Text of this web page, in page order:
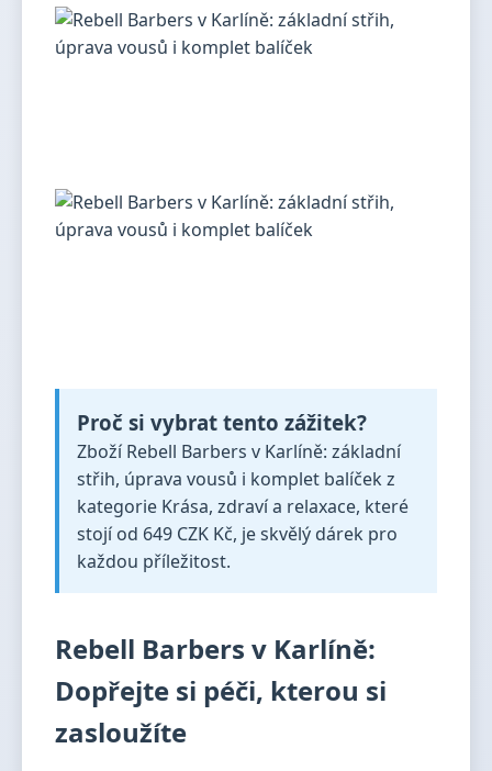
Proč si vybrat tento zážitek?
Zboží Rebell Barbers v Karlíně: základní
střih, úprava vousů i komplet balíček z
kategorie Krása, zdraví a relaxace, které
stojí od 649 CZK Kč, je skvělý dárek pro
každou příležitost.
Rebell Barbers v Karlíně:
Dopřejte si péči, kterou si
zasloužíte